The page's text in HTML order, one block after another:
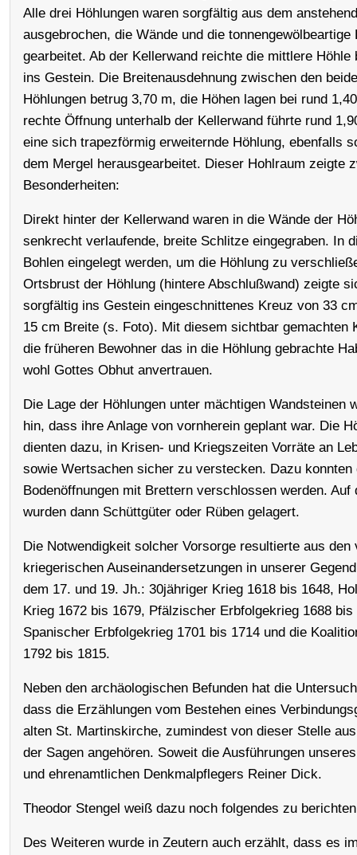
Alle drei Höhlungen waren sorgfältig aus dem
ausgebrochen, die Wände und die tonnengewölbeartige
gearbeitet. Ab der Kellerwand reichte die mittlere Höhle
ins Gestein. Die Breitenausdehnung zwischen den
Höhlungen betrug 3,70 m, die Höhen lagen bei rund
rechte Öffnung unterhalb der Kellerwand führte rund
eine sich trapezförmig erweiternde Höhlung, ebenfalls
dem Mergel herausgearbeitet. Dieser Hohlraum zeigte
Besonderheiten:
Direkt hinter der Kellerwand waren in die Wände der
senkrecht verlaufende, breite Schlitze eingegraben. In
Bohlen eingelegt werden, um die Höhlung zu
Ortsbrust der Höhlung (hintere Abschlußwand) zeigte
sorgfältig ins Gestein eingeschnittenes Kreuz von 33
15 cm Breite (s. Foto). Mit diesem sichtbar gemachten
die früheren Bewohner das in die Höhlung gebrachte
wohl Gottes Obhut anvertrauen.
Die Lage der Höhlungen unter mächtigen Wandsteinen
hin, dass ihre Anlage von vornherein geplant war. Die
dienten dazu, in Krisen- und Kriegszeiten Vorräte an
sowie Wertsachen sicher zu verstecken. Dazu konnten
Bodenöffnungen mit Brettern verschlossen werden. Auf
wurden dann Schüttgüter oder Rüben gelagert.
Die Notwendigkeit solcher Vorsorge resultierte aus den
kriegerischen Auseinandersetzungen in unserer
dem 17. und 19. Jh.: 30jähriger Krieg 1618 bis 1648,
Krieg 1672 bis 1679, Pfälzischer Erbfolgekrieg 1688 bis
Spanischer Erbfolgekrieg 1701 bis 1714 und die
1792 bis 1815.
Neben den archäologischen Befunden hat die
dass die Erzählungen vom Bestehen eines
alten St. Martinskirche, zumindest von dieser Stelle
der Sagen angehören. Soweit die Ausführungen
und ehrenamtlichen Denkmalpflegers Reiner Dick.
Theodor Stengel weiß dazu noch folgendes zu
Des Weiteren wurde in Zeutern auch erzählt, dass es